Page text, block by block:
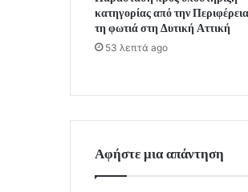
κατηγορίας από την
τη φωτιά στη Δυτική Αττική
53 λεπτά ago
Αφήστε μια απάντηση